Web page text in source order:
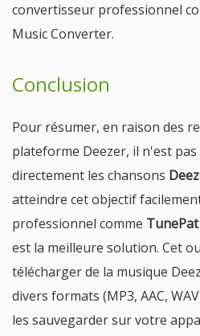
convertisseur professionnel
Music Converter.
Conclusion
Pour résumer, en raison des
plateforme Deezer, il n'est
directement les chansons
atteindre cet objectif
professionnel comme
est la meilleure solution. Cet
télécharger de la musique
divers formats (MP3, AAC,
les sauvegarder sur votre